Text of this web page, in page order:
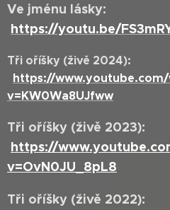
Ve jménu lásky:
https://youtu.be/
Tři oříšky (živě 2024):
https://www.youtube.com/
v=KW0Wa8UJfww
Tři oříšky (živě 2023):
https://
v=OvN0JU_8pL8
Tři oříšky (živě 2022):